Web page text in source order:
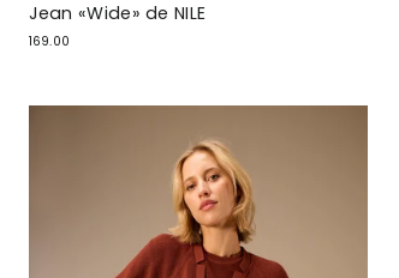
Jean «Wide» de NILE
169.00